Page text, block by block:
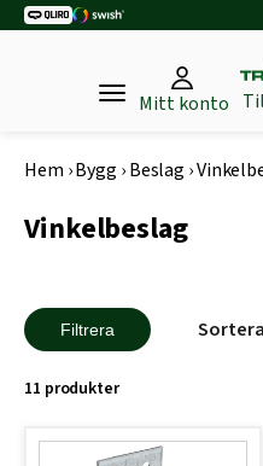
Mitt konto
Hem ›Bygg ›Beslag ›
Vinkelbeslag
Filtrera
11 produkter